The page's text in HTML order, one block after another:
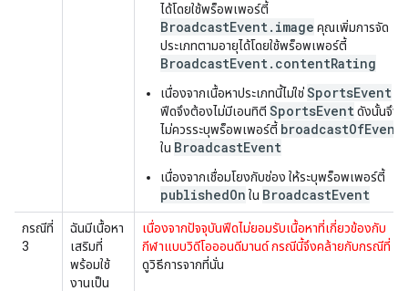
ได้โดยใช้พร็อพเพอร์ตี้
BroadcastEvent.image คุณเพิ่มการจัด
ประเภทตามอายุได้โดยใช้พร็อพเพอร์ตี้
BroadcastEvent.contentRating
เนื่องจากเนื้อหาประเภทนี้ไม่ใช่SportsEvent
ฟีดจึงต้องไม่มีเอนทิตี SportsEventดังนั้นจึง
ไม่ควรระบุพร็อพเพอร์ตี้ broadcastOfEvent
ใน BroadcastEvent
เนื่องจากเชื่อมโยงกับช่อง ให้ระบุพร็อพเพอร์ตี้
publishedOn ใน BroadcastEvent
กรณีที่
3
ฉันมีเนื้อหา
เสริมที่
พร้อมใช้
งานเป็น
เนื่องจากปัจจุบันฟีดไม่ยอมรับเนื้อหาที่เกี่ยวข้องกับ
กีฬาแบบวิดีโอออนดีมานด์ กรณีนี้จึงคล้ายกับกรณีที่ 2
ดูวิธีการจากที่นั่น